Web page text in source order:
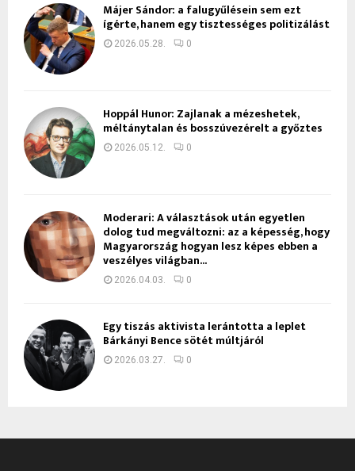
Májer Sándor: a falugyűlésein sem ezt
ígérte, hanem egy tisztességes politizálást
2026.05.28. 0
Hoppál Hunor: Zajlanak a mézeshetek,
méltánytalan és bosszúvezérelt a győztes
2026.05.12. 0
Moderari: A választások után egyetlen
dolog tud megváltozni: az a képesség, hogy
Magyarország hogyan lesz képes ebben a
veszélyes világban...
2026.04.03. 0
Egy tiszás aktivista lerántotta a leplet
Bárkányi Bence sötét múltjáról
2026.03.27. 0